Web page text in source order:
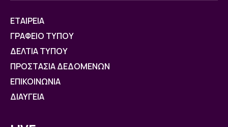
ΕΤΑΙΡΕΙΑ
ΓΡΑΦΕΙΟ ΤΥΠΟΥ
ΔΕΛΤΙΑ ΤΥΠΟΥ
ΠΡΟΣΤΑΣΙΑ ΔΕΔΟΜΕΝΩΝ
ΕΠΙΚΟΙΝΩΝΙΑ
ΔΙΑΥΓΕΙΑ